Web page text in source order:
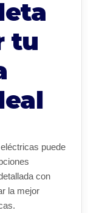
tu
puede
con
la mejor